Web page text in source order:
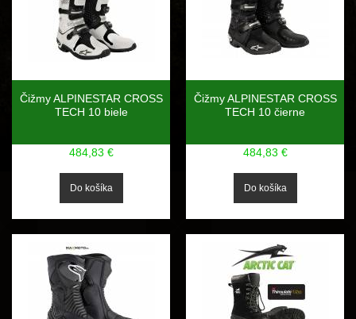
Čižmy ALPINESTAR CROSS
TECH 10 biele
484,83 €
Čižmy ALPINESTAR CROSS
TECH 10 čierne
484,83 €